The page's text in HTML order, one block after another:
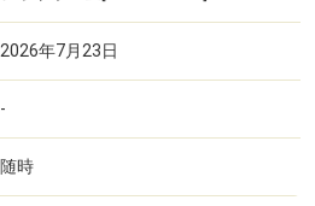
2026年7月23日
-
随時